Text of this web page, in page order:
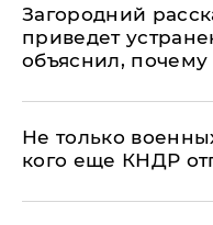
Загородний
приведет
объяснил, почему
Не только
кого еще КНДР